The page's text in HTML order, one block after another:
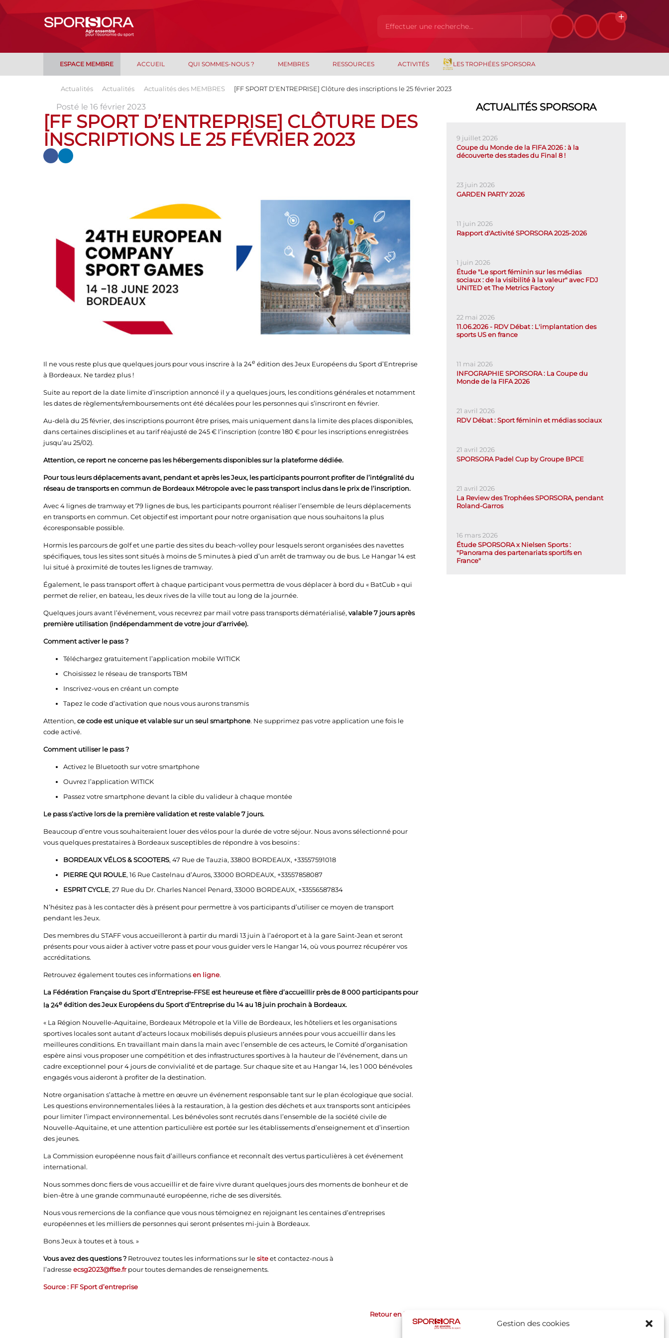
Gestion des cookies
ESPACE MEMBRE ACCUEIL QUI SOMMES-NOUS ? MEMBRES RESSOURCES ACTIVITÉS LES TROPHÉES SPORSORA
Actualités Actualités Actualités des MEMBRES [FF SPORT D’ENTREPRISE] Clôture des inscriptions le 25 février 2023
Posté le 16 février 2023
[FF SPORT D’ENTREPRISE] CLÔTURE DES
INSCRIPTIONS LE 25 FÉVRIER 2023
Il ne vous reste plus que quelques jours pour vous inscrire à la 24e édition des Jeux Européens du Sport d’Entreprise
à Bordeaux. Ne tardez plus !
Suite au report de la date limite d’inscription annoncé il y a quelques jours, les conditions générales et notamment
les dates de règlements/remboursements ont été décalées pour les personnes qui s’inscriront en février.
Au-delà du 25 février, des inscriptions pourront être prises, mais uniquement dans la limite des places disponibles,
dans certaines disciplines et au tarif réajusté de 245 € l’inscription (contre 180 € pour les inscriptions enregistrées
jusqu’au 25/02).
Attention, ce report ne concerne pas les hébergements disponibles sur la plateforme dédiée.
Pour tous leurs déplacements avant, pendant et après les Jeux, les participants pourront profiter de l’intégralité du
réseau de transports en commun de Bordeaux Métropole avec le pass transport inclus dans le prix de l’inscription.
Avec 4 lignes de tramway et 79 lignes de bus, les participants pourront réaliser l’ensemble de leurs déplacements
en transports en commun. Cet objectif est important pour notre organisation que nous souhaitons la plus
écoresponsable possible.
Hormis les parcours de golf et une partie des sites du beach-volley pour lesquels seront organisées des navettes
spécifiques, tous les sites sont situés à moins de 5 minutes à pied d’un arrêt de tramway ou de bus. Le Hangar 14 est
lui situé à proximité de toutes les lignes de tramway.
Également, le pass transport offert à chaque participant vous permettra de vous déplacer à bord du « BatCub » qui
permet de relier, en bateau, les deux rives de la ville tout au long de la journée.
Quelques jours avant l’événement, vous recevrez par mail votre pass transports dématérialisé, valable 7 jours après
première utilisation (indépendamment de votre jour d’arrivée).
Comment activer le pass ?
Téléchargez gratuitement l’application mobile WITICK
Choisissez le réseau de transports TBM
Inscrivez-vous en créant un compte
Tapez le code d’activation que nous vous aurons transmis
Attention, ce code est unique et valable sur un seul smartphone. Ne supprimez pas votre application une fois le
code activé.
Comment utiliser le pass ?
Activez le Bluetooth sur votre smartphone
Ouvrez l’application WITICK
Passez votre smartphone devant la cible du valideur à chaque montée
Le pass s’active lors de la première validation et reste valable 7 jours.
Beaucoup d’entre vous souhaiteraient louer des vélos pour la durée de votre séjour. Nous avons sélectionné pour
vous quelques prestataires à Bordeaux susceptibles de répondre à vos besoins :
BORDEAUX VÉLOS & SCOOTERS, 47 Rue de Tauzia, 33800 BORDEAUX, +33557591018
PIERRE QUI ROULE, 16 Rue Castelnau d’Auros, 33000 BORDEAUX, +33557858087
ESPRIT CYCLE, 27 Rue du Dr. Charles Nancel Penard, 33000 BORDEAUX, +33556587834
N’hésitez pas à les contacter dès à présent pour permettre à vos participants d’utiliser ce moyen de transport
pendant les Jeux.
Des membres du STAFF vous accueilleront à partir du mardi 13 juin à l’aéroport et à la gare Saint-Jean et seront
présents pour vous aider à activer votre pass et pour vous guider vers le Hangar 14, où vous pourrez récupérer vos
accréditations.
Retrouvez également toutes ces informationsen ligne.
La Fédération Française du Sport d’Entreprise-FFSE est heureuse et fière d’accueillir près de 8 000 participants pour
la 24e édition des Jeux Européens du Sport d’Entreprise du 14 au 18 juin prochain à Bordeaux.
« La Région Nouvelle-Aquitaine, Bordeaux Métropole et la Ville de Bordeaux, les hôteliers et les organisations
sportives locales sont autant d’acteurs locaux mobilisés depuis plusieurs années pour vous accueillir dans les
meilleures conditions. En travaillant main dans la main avec l’ensemble de ces acteurs, le Comité d’organisation
espère ainsi vous proposer une compétition et des infrastructures sportives à la hauteur de l’événement, dans un
cadre exceptionnel pour 4 jours de convivialité et de partage. Sur chaque site et au Hangar 14, les 1 000 bénévoles
engagés vous aideront à profiter de la destination.
Notre organisation s’attache à mettre en œuvre un événement responsable tant sur le plan écologique que social.
Les questions environnementales liées à la restauration, à la gestion des déchets et aux transports sont anticipées
pour limiter l’impact environnemental. Les bénévoles sont recrutés dans l’ensemble de la société civile de
Nouvelle-Aquitaine, et une attention particulière est portée sur les établissements d’enseignement et d’insertion
des jeunes.
La Commission européenne nous fait d’ailleurs confiance et reconnaît des vertus particulières à cet événement
international.
Nous sommes donc fiers de vous accueillir et de faire vivre durant quelques jours des moments de bonheur et de
bien-être à une grande communauté européenne, riche de ses diversités.
Nous vous remercions de la confiance que vous nous témoignez en rejoignant les centaines d’entreprises
européennes et les milliers de personnes qui seront présentes mi-juin à Bordeaux.
Bons Jeux à toutes et à tous. »
Vous avez des questions ? Retrouvez toutes les informations sur lesiteet contactez-nous à
l’adresseecsg2023@ffse.frpour toutes demandes de renseignements.
Source : FF Sport d’entreprise
Retour en haut
ACTUALITÉS SPORSORA
9 juillet 2026
Coupe du Monde de la FIFA 2026 : à la
découverte des stades du Final 8 !
23 juin 2026
GARDEN PARTY 2026
11 juin 2026
Rapport d'Activité SPORSORA 2025-2026
1 juin 2026
Étude "Le sport féminin sur les médias
sociaux : de la visibilité à la valeur" avec FDJ
UNITED et The Metrics Factory
22 mai 2026
11.06.2026 - RDV Débat : L'implantation des
sports US en france
11 mai 2026
INFOGRAPHIE SPORSORA : La Coupe du
Monde de la FIFA 2026
21 avril 2026
RDV Débat : Sport féminin et médias sociaux
21 avril 2026
SPORSORA Padel Cup by Groupe BPCE
21 avril 2026
La Review des Trophées SPORSORA, pendant
Roland-Garros
16 mars 2026
Étude SPORSORA x Nielsen Sports :
"Panorama des partenariats sportifs en
France"